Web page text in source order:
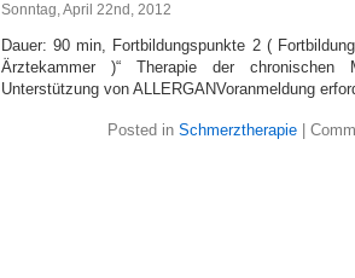
Sonntag, April 22nd, 2012
Dauer: 90 min, Fortbildungspunkte 2 (
Ärztekammer )“ Therapie der chronischen
Unterstützung von ALLERGANVoranmeldung
Posted in Schmerztherapie|